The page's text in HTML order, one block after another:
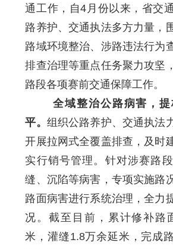
通工作，自4月份以来，省交
路养护、交通执法多方力量，
路域环境整治、涉路违法行为
排查治理等重点任务聚力攻坚
路段各项赛前交通保障工作。
全域整治公路病害，
平。 组织公路养护、交通执法
开展拉网式全覆盖排查，及时
实行销号管理。针对涉赛路
缝、沉陷等病害，专项实施路
路面病害进行系统治理，全力
况。截至目前，累计修补路
米，灌缝1.8万余延米，完成